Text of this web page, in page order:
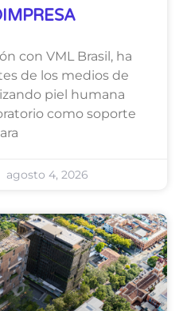
con VML Brasil, ha
de los medios de
piel humana
como soporte
agosto 4, 2026